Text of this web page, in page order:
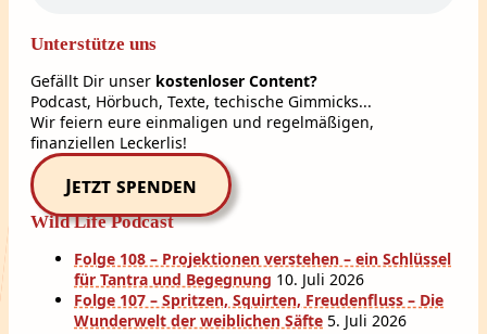
Unterstütze uns
Gefällt Dir unser kostenloser Content?
Podcast, Hörbuch, Texte, techische Gimmicks...
Wir feiern eure einmaligen und regelmäßigen,
finanziellen Leckerlis!
Jetzt spenden
Wild Life Podcast
Folge 108 – Projektionen verstehen – ein Schlüssel
für Tantra und Begegnung 10. Juli 2026
Folge 107 – Spritzen, Squirten, Freudenfluss – Die
Wunderwelt der weiblichen Säfte 5. Juli 2026